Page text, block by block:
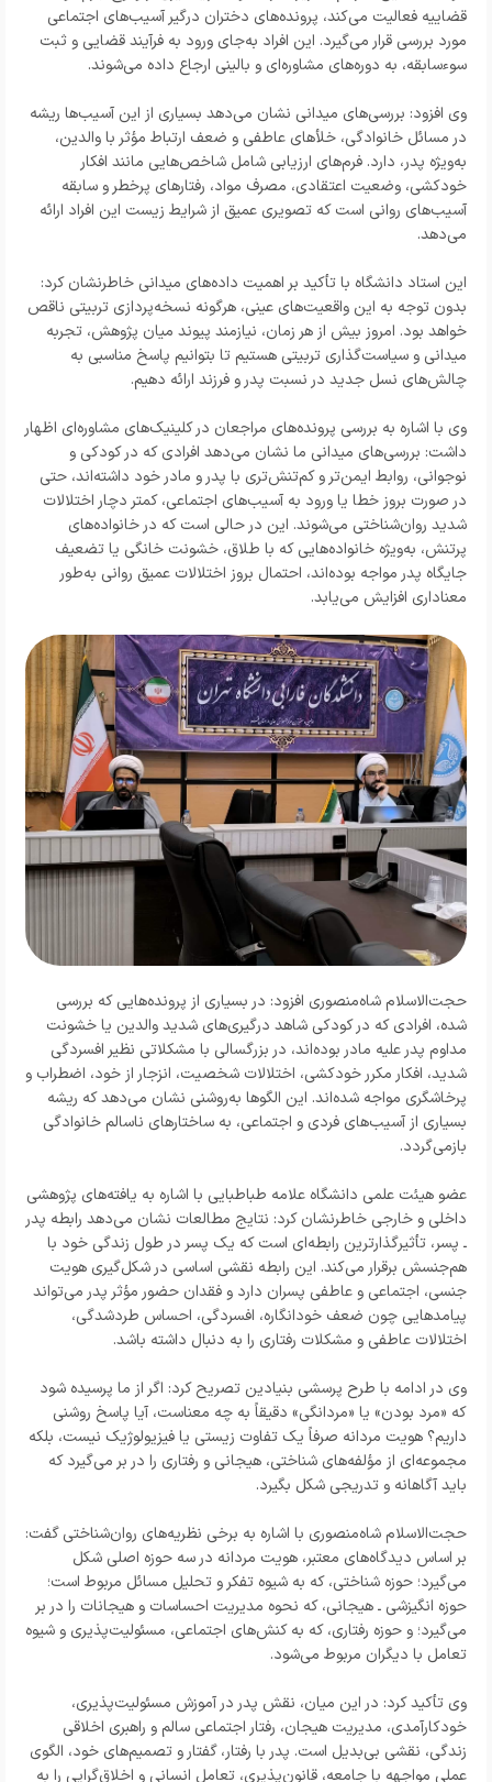
قضاییه فعالیت می‌کند، پرونده‌های دختران درگیر آسیب‌های اجتماعی
مورد بررسی قرار می‌گیرد. این افراد به‌جای ورود به فرآیند قضایی و ثبت
سوءسابقه، به دوره‌های مشاوره‌ای و بالینی ارجاع داده می‌شوند.
وی افزود: بررسی‌های میدانی نشان می‌دهد بسیاری از این آسیب‌ها ریشه
در مسائل خانوادگی، خلأهای عاطفی و ضعف ارتباط مؤثر با والدین،
به‌ویژه پدر، دارد. فرم‌های ارزیابی شامل شاخص‌هایی مانند افکار
خودکشی، وضعیت اعتقادی، مصرف مواد، رفتارهای پرخطر و سابقه
آسیب‌های روانی است که تصویری عمیق از شرایط زیست این افراد ارائه
می‌دهد.
این استاد دانشگاه با تأکید بر اهمیت داده‌های میدانی خاطرنشان کرد:
بدون توجه به این واقعیت‌های عینی، هرگونه نسخه‌پردازی تربیتی ناقص
خواهد بود. امروز بیش از هر زمان، نیازمند پیوند میان پژوهش، تجربه
میدانی و سیاست‌گذاری تربیتی هستیم تا بتوانیم پاسخ مناسبی به
چالش‌های نسل جدید در نسبت پدر و فرزند ارائه دهیم.
وی با اشاره به بررسی پرونده‌های مراجعان در کلینیک‌های مشاوره‌ای اظهار
داشت: بررسی‌های میدانی ما نشان می‌دهد افرادی که در کودکی و
نوجوانی، روابط ایمن‌تر و کم‌تنش‌تری با پدر و مادر خود داشته‌اند، حتی
در صورت بروز خطا یا ورود به آسیب‌های اجتماعی، کمتر دچار اختلالات
شدید روان‌شناختی می‌شوند. این در حالی است که در خانواده‌های
پرتنش، به‌ویژه خانواده‌هایی که با طلاق، خشونت خانگی یا تضعیف
جایگاه پدر مواجه بوده‌اند، احتمال بروز اختلالات عمیق روانی به‌طور
معناداری افزایش می‌یابد.
حجت‌الاسلام شاه‌منصوری افزود: در بسیاری از پرونده‌هایی که بررسی
شده، افرادی که در کودکی شاهد درگیری‌های شدید والدین یا خشونت
مداوم پدر علیه مادر بوده‌اند، در بزرگسالی با مشکلاتی نظیر افسردگی
شدید، افکار مکرر خودکشی، اختلالات شخصیت، انزجار از خود، اضطراب و
پرخاشگری مواجه شده‌اند. این الگوها به‌روشنی نشان می‌دهد که ریشه
بسیاری از آسیب‌های فردی و اجتماعی، به ساختارهای ناسالم خانوادگی
بازمی‌گردد.
عضو هیئت علمی دانشگاه علامه طباطبایی با اشاره به یافته‌های پژوهشی
داخلی و خارجی خاطرنشان کرد: نتایج مطالعات نشان می‌دهد رابطه پدر
ـ پسر، تأثیرگذارترین رابطه‌ای است که یک پسر در طول زندگی خود با
هم‌جنسش برقرار می‌کند. این رابطه نقشی اساسی در شکل‌گیری هویت
جنسی، اجتماعی و عاطفی پسران دارد و فقدان حضور مؤثر پدر می‌تواند
پیامدهایی چون ضعف خودانگاره، افسردگی، احساس طردشدگی،
اختلالات عاطفی و مشکلات رفتاری را به دنبال داشته باشد.
وی در ادامه با طرح پرسشی بنیادین تصریح کرد: اگر از ما پرسیده شود
که «مرد بودن» یا «مردانگی» دقیقاً به چه معناست، آیا پاسخ روشنی
داریم؟ هویت مردانه صرفاً یک تفاوت زیستی یا فیزیولوژیک نیست، بلکه
مجموعه‌ای از مؤلفه‌های شناختی، هیجانی و رفتاری را در بر می‌گیرد که
باید آگاهانه و تدریجی شکل بگیرد.
حجت‌الاسلام شاه‌منصوری با اشاره به برخی نظریه‌های روان‌شناختی گفت:
بر اساس دیدگاه‌های معتبر، هویت مردانه در سه حوزه اصلی شکل
می‌گیرد؛ حوزه شناختی، که به شیوه تفکر و تحلیل مسائل مربوط است؛
حوزه انگیزشی ـ هیجانی، که نحوه مدیریت احساسات و هیجانات را در بر
می‌گیرد؛ و حوزه رفتاری، که به کنش‌های اجتماعی، مسئولیت‌پذیری و شیوه
تعامل با دیگران مربوط می‌شود.
وی تأکید کرد: در این میان، نقش پدر در آموزش مسئولیت‌پذیری،
خودکارآمدی، مدیریت هیجان، رفتار اجتماعی سالم و راهبری اخلاقی
زندگی، نقشی بی‌بدیل است. پدر با رفتار، گفتار و تصمیم‌های خود، الگوی
عملی مواجهه با جامعه، قانون‌پذیری، تعامل انسانی و اخلاق‌گرایی را به